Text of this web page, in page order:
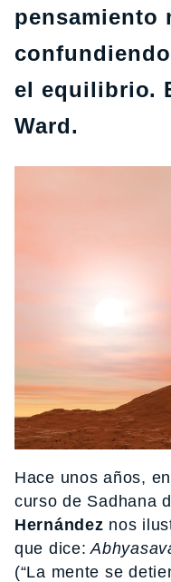
pensamiento
el equilibrio.
Ward.
Hace unos años,
curso de Sadhana
Hernández nos
que dice:
(“La mente se